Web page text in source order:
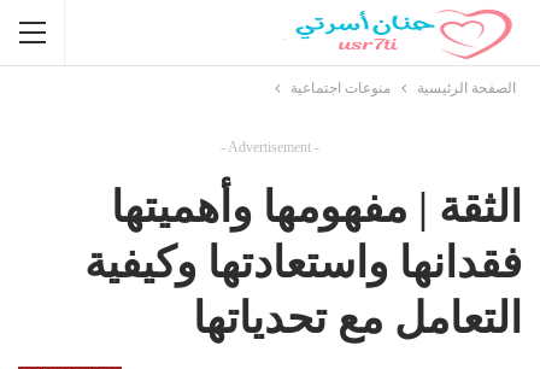
الصفحة الرئيسية منوعات اجتماعية
- Advertisement -
الثقة | مفهومها وأهميتها
فقدانها واستعادتها وكيفية
التعامل مع تحدياتها